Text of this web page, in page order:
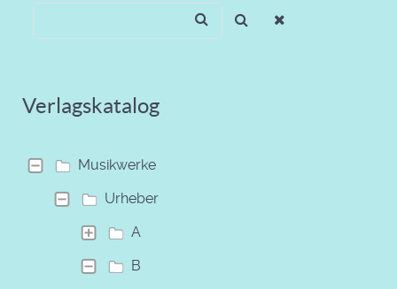
Verlagskatalog
Musikwerke
Urheber
A
B